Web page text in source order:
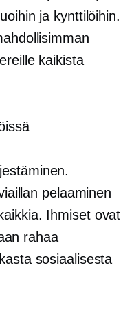
ja kynttilöihin.
kaikista
pelaaminen
Ihmiset ovat
rahaa
sosiaalisesta